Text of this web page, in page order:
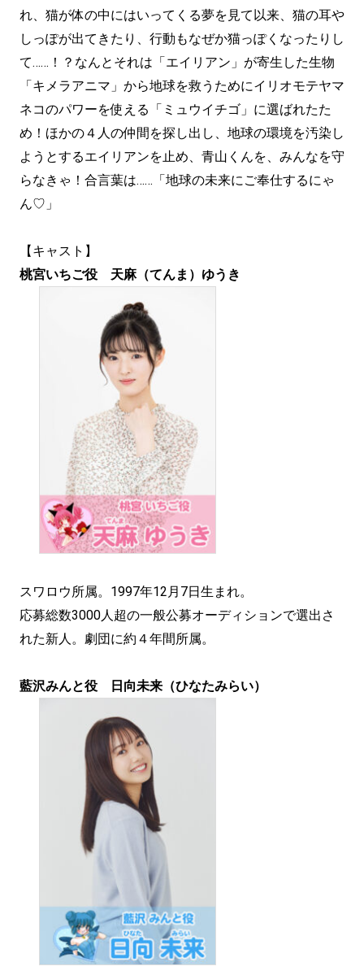
れ、猫が体の中にはいってくる夢を見て以来、猫の耳や
しっぽが出てきたり、行動もなぜか猫っぽくなったりし
て……！？なんとそれは「エイリアン」が寄生した生物
「キメラアニマ」から地球を救うためにイリオモテヤマ
ネコのパワーを使える「ミュウイチゴ」に選ばれたた
め！ほかの４人の仲間を探し出し、地球の環境を汚染し
ようとするエイリアンを止め、青山くんを、みんなを守
らなきゃ！合言葉は……「地球の未来にご奉仕するにゃ
ん♡」
【キャスト】
桃宮いちご役 天麻（てんま）ゆうき
スワロウ所属。1997年12月7日生まれ。
応募総数3000人超の一般公募オーディションで選出さ
れた新人。劇団に約４年間所属。
藍沢みんと役 日向未来（ひなたみらい）